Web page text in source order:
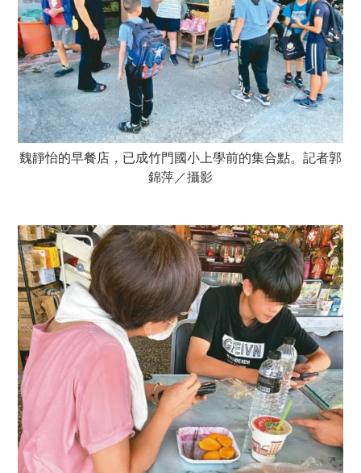
魏靜怡的早餐店，已成竹門國小上學前的集合點。記者郭
錦萍／攝影